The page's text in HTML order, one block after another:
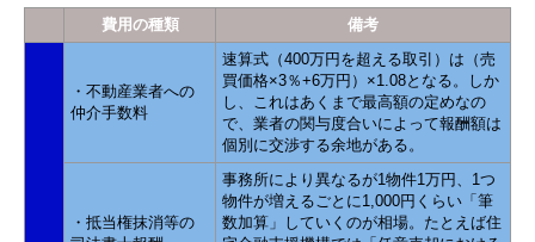
費用の種類 備考
・不動産業者への
仲介手数料
速算式（400万円を超える取引）は（売
買価格×3％+6万円）×1.08となる。しか
し、これはあくまで最高額の定めなの
で、業者の関与度合いによって報酬額は
個別に交渉する余地がある。
・抵当権抹消等の
事務所により異なるが1物件1万円、1つ
物件が増えるごとに1,000円くらい「筆
数加算」していくのが相場。たとえば住